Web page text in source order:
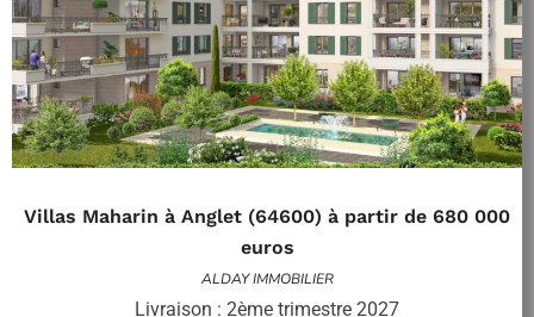
Villas Maharin à Anglet (64600) à partir de 680 000
euros
ALDAY IMMOBILIER
Livraison : 2ème trimestre 2027